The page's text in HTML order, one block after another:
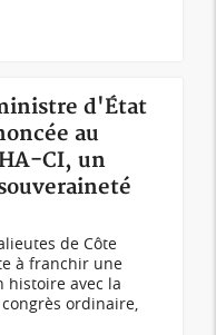
d'État
au
CI, un
de Côte
à franchir une
histoire avec la
ordinaire,